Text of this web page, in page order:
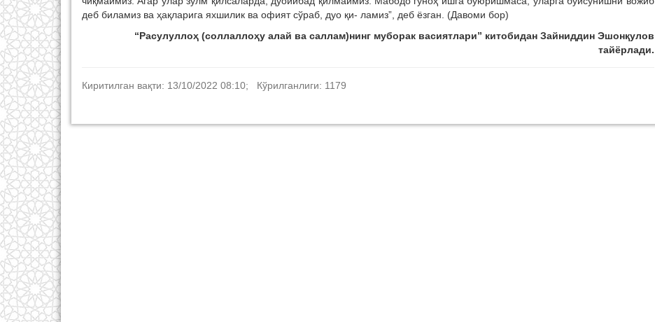
деб биламиз ва ҳақларига яхшилик ва офият сўраб, дуо қи- ламиз”, деб ёзган. (Давоми бор)
“Расулуллоҳ (соллаллоҳу алай ва саллам)нинг муборак васиятлари” китобидан Зайниддин Эшонқулов
тайёрлади.
Киритилган вақти: 13/10/2022 08:10; Кўрилганлиги: 1179